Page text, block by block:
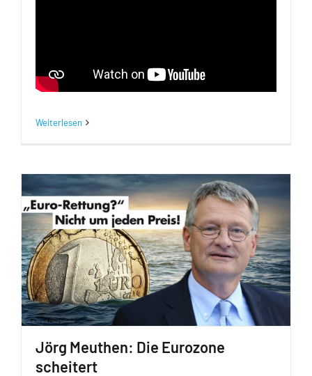
Weiterlesen
Jörg Meuthen: Die Eurozone
scheitert